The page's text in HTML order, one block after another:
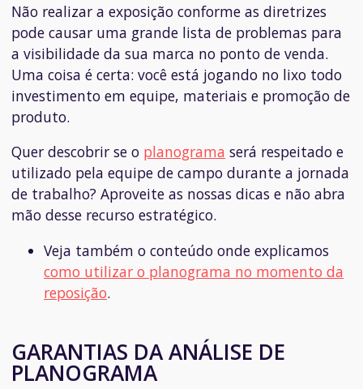
Não realizar a exposição conforme as diretrizes
pode causar uma grande lista de problemas para
a visibilidade da sua marca no ponto de venda.
Uma coisa é certa: você está jogando no lixo todo
investimento em equipe, materiais e promoção de
produto.
Quer descobrir se o planograma será respeitado e
utilizado pela equipe de campo durante a jornada
de trabalho? Aproveite as nossas dicas e não abra
mão desse recurso estratégico.
Veja também o conteúdo onde explicamos
como utilizar o planograma no momento da
reposição.
GARANTIAS DA ANÁLISE DE
PLANOGRAMA